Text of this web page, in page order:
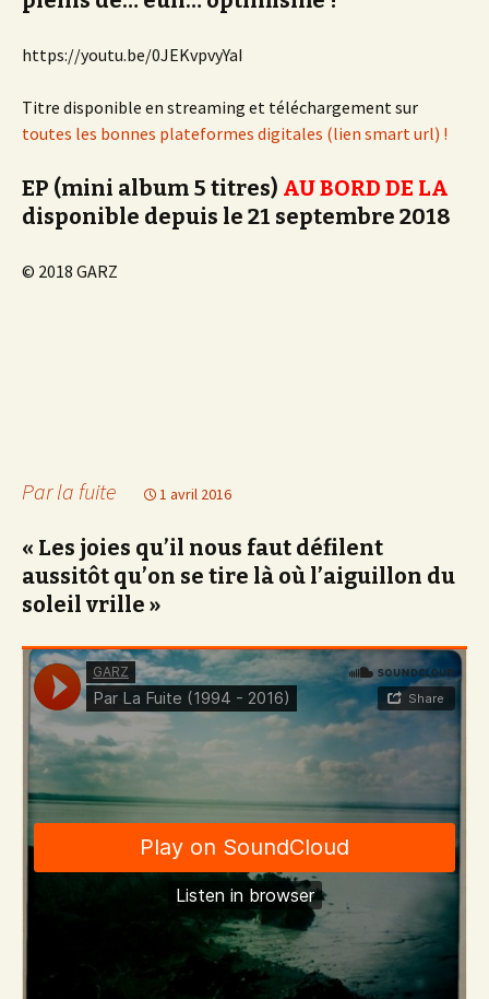
https://youtu.be/0JEKvpvyYaI
Titre disponible en streaming et téléchargement sur
toutes les bonnes plateformes digitales (lien smart url) !
EP (mini album 5 titres) AU BORD DE LA
disponible depuis le 21 septembre 2018
© 2018 GARZ
Par la fuite 1 avril 2016
« Les joies qu’il nous faut défilent
aussitôt qu’on se tire là où l’aiguillon du
soleil vrille »